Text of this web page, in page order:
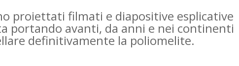
proiettati filmati e diapositive esplicative
portando avanti, da anni e nei continenti
definitivamente la poliomelite.